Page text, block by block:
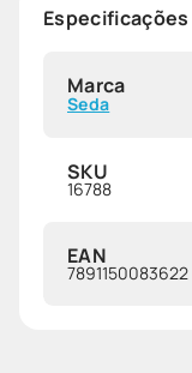
Especificações
Marca
Seda
SKU
16788
EAN
7891150083622